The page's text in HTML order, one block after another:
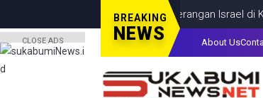
BREAKING
NEWS
Anak, Tewas dalam Serangan Israel di Kota
About Us
CLOSE ADS